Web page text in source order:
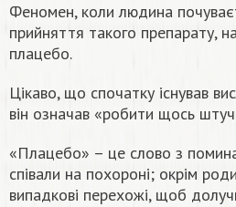
Феномен, коли людина
прийняття такого препарату,
плацебо.
Цікаво, що спочатку існував
він означав «робити щось
«Плацебо» – це слово з
співали на похороні; окрім
випадкові перехожі, щоб